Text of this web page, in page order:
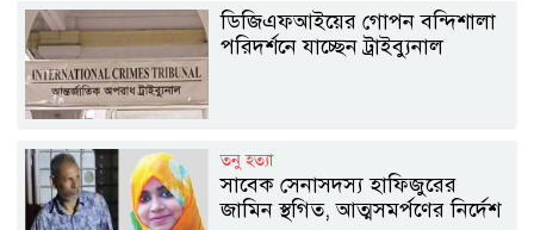
ডিজিএফআইয়ের গোপন বন্দিশালা
পরিদর্শনে যাচ্ছেন ট্রাইব্যুনাল
তনু হত্যা
সাবেক সেনাসদস্য হাফিজুরের
জামিন স্থগিত, আত্মসমর্পণের নির্দেশ